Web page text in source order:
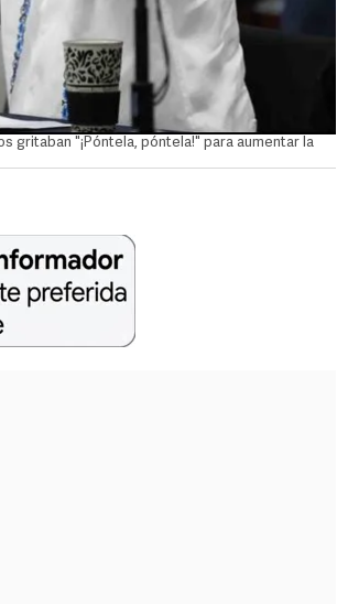
gritaban "¡Póntela, póntela!" para aumentar la